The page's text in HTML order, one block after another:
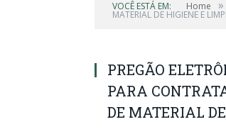
VOCÊ ESTÁ EM: Home »
MATERIAL DE HIGIENE E
PREGÃO
PARA
DE MATERIAL